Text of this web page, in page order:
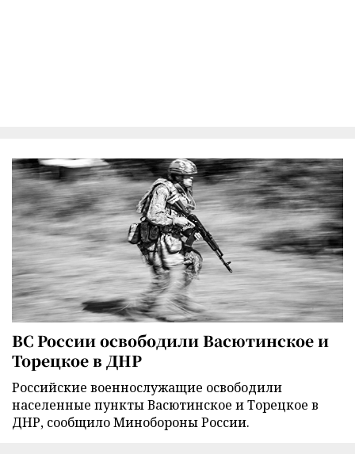
ВС России освободили Васютинское и
Торецкое в ДНР
Российские военнослужащие освободили
населенные пункты Васютинское и Торецкое в
ДНР, сообщило Минобороны России.